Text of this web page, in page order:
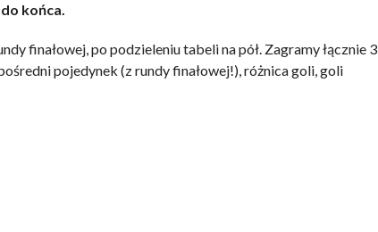
końca.
finałowej, po podzieleniu tabeli na pół. Zagramy łącznie 3
pojedynek (z rundy finałowej!), różnica goli, goli